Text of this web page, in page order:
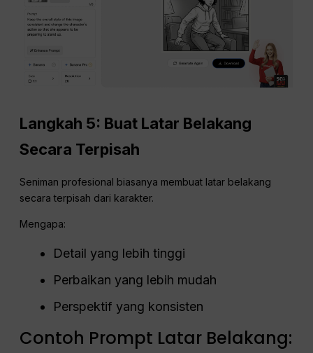
Langkah 5: Buat Latar Belakang
Secara Terpisah
Seniman profesional biasanya membuat latar belakang
secara terpisah dari karakter.
Mengapa:
Detail yang lebih tinggi
Perbaikan yang lebih mudah
Perspektif yang konsisten
Contoh Prompt Latar Belakang: